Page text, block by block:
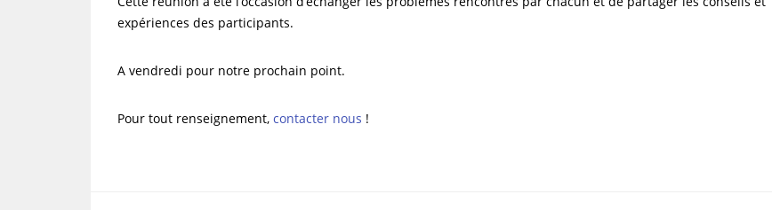
expériences des participants.
A vendredi pour notre prochain point.
Pour tout renseignement, contacter nous !